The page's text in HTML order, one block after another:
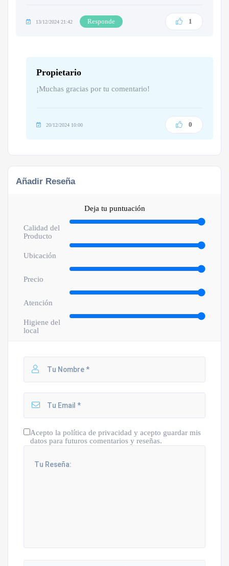
13/12/2024 21:42 Responde 1
Propietario
¡Muchas gracias por tu comentario!
20/12/2024 10:00 0
Añadir Reseña
Deja tu puntuación
Calidad del
Producto
Ubicación
Precio
Atención
Higiene del
local
Acepto la política de privacidad y acepto guardar mis
datos para futuros comentarios y reseñas.